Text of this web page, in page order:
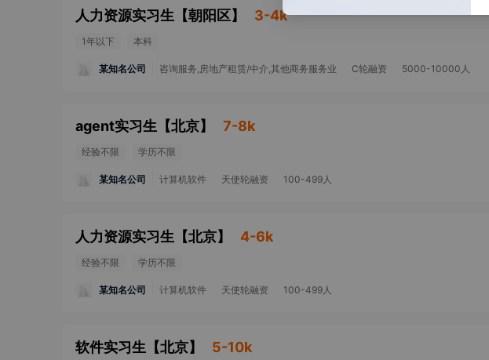
人力资源实习生 【朝阳区】 3-4k
1年以下 本科
某知名公司 咨询服务,房地产租赁/中介,其他商务服务业 C轮融资 5000-10000人
agent实习生 【北京】 7-8k
经验不限 学历不限
某知名公司 计算机软件 天使轮融资 100-499人
人力资源实习生 【北京】 4-6k
经验不限 学历不限
某知名公司 计算机软件 天使轮融资 100-499人
软件实习生 【北京】 5-10k